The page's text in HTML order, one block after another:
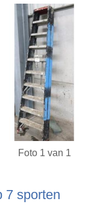
7 sporten
Foto 1 van 1